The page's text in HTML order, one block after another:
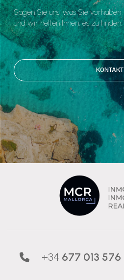
Sagen Sie uns, was Sie vorhaben
und wir helfen Ihnen, es zu finden.
KONTAKT
+34 677 013 576